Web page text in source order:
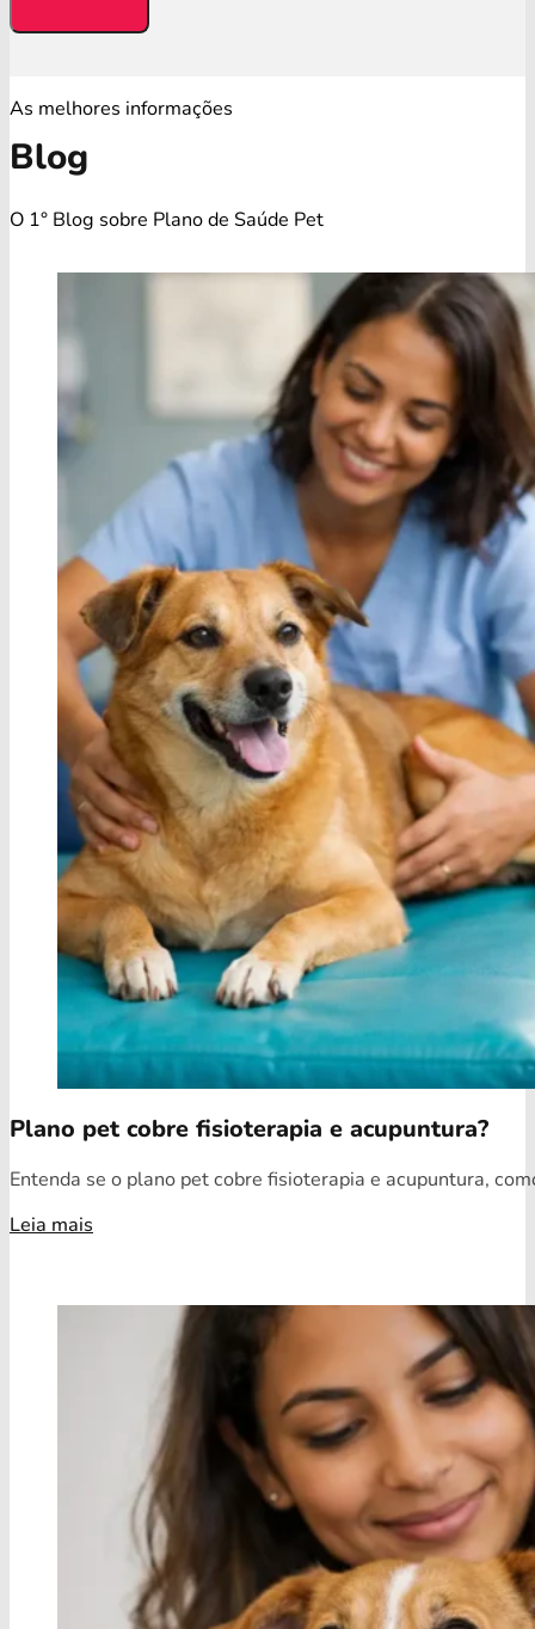
As melhores informações
Blog
O 1° Blog sobre Plano de Saúde Pet
Plano pet cobre fisioterapia e acupuntura?
Entenda se o plano pet cobre fisioterapia e acupuntura,
Leia mais